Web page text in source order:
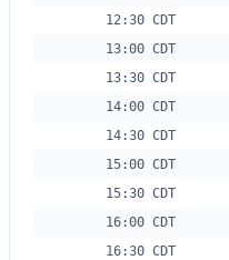
12:30 CDT
13:00 CDT
13:30 CDT
14:00 CDT
14:30 CDT
15:00 CDT
15:30 CDT
16:00 CDT
16:30 CDT